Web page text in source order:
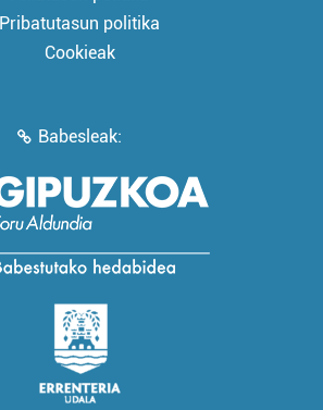
Pribatutasun politika
Cookieak
Babesleak: